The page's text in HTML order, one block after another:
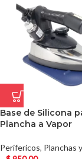
Base de Silicona
Plancha a Vapor
Perifericos, Planchas